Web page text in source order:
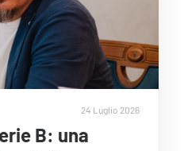
24 Luglio 2026
B: una